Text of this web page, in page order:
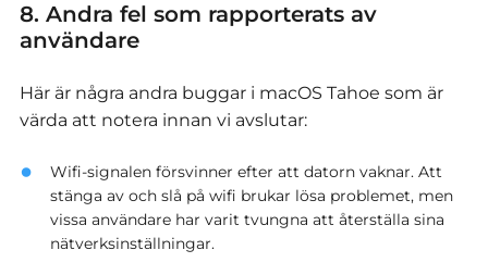
8. Andra fel som rapporterats av
användare
Här är några andra buggar i macOS Tahoe som är
värda att notera innan vi avslutar:
Wifi-signalen försvinner efter att datorn vaknar. Att
stänga av och slå på wifi brukar lösa problemet, men
vissa användare har varit tvungna att återställa sina
nätverksinställningar.